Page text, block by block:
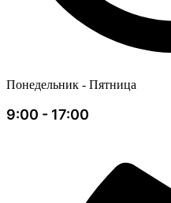
Понедельник - Пятница
9:00 - 17:00